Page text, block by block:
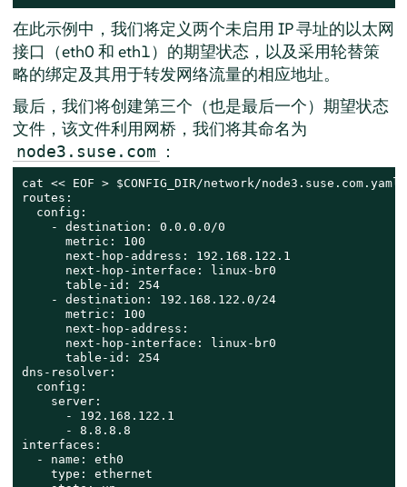
在此示例中，我们将定义两个未启用 IP 寻址的以太网
接口（eth0 和 eth1）的期望状态，以及采用轮替策
略的绑定及其用于转发网络流量的相应地址。
最后，我们将创建第三个（也是最后一个）期望状态
文件，该文件利用网桥，我们将其命名为
node3.suse.com ：
cat << EOF > $CONFIG_DIR/network/node3.suse.com.yaml
routes:
  config:
    - destination: 0.0.0.0/0
      metric: 100
      next-hop-address: 192.168.122.1
      next-hop-interface: linux-br0
      table-id: 254
    - destination: 192.168.122.0/24
      metric: 100
      next-hop-address:
      next-hop-interface: linux-br0
      table-id: 254
dns-resolver:
  config:
    server:
      - 192.168.122.1
      - 8.8.8.8
interfaces:
  - name: eth0
    type: ethernet